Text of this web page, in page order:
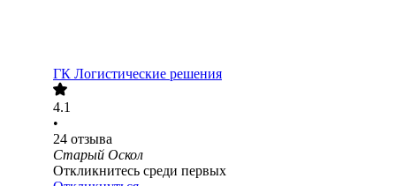
ГК Логистические решения
4.1
•
24 отзыва
Старый Оскол
Откликнитесь среди первых